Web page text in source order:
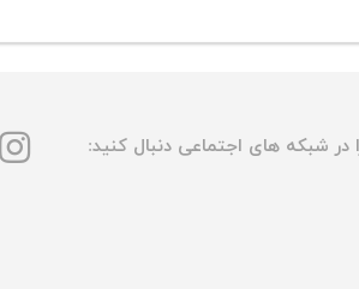
در شبکه های اجتماعی دنبال کنید: